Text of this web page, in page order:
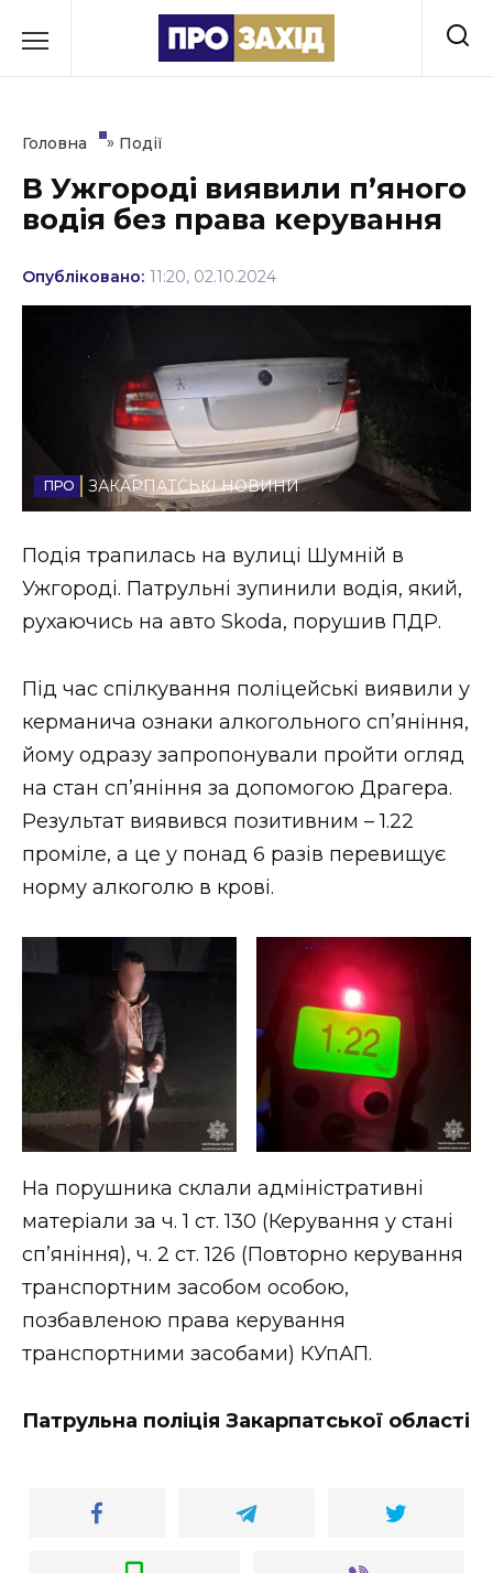
до
Культура
Освіта
Стиль життя
Втрачений Ужгород
Втрачений Ужгород (відеоверсія)
ЗАКАРПАТСЬКІ НОВИНИ
НОВИНИ ЗАХІДНОЇ УКРАЇНИ
ВІДЕО
Головна » Події
В Ужгороді виявили пʼяного
водія без права керування
Опубліковано: 11:20, 02.10.2024
ЗАКАРПАТСЬКІ НОВИНИ
Подія трапилась на вулиці Шумній в
Ужгороді. Патрульні зупинили водія, який,
рухаючись на авто Skoda, порушив ПДР.
Під час спілкування поліцейські виявили у
керманича ознаки алкогольного сп’яніння,
йому одразу запропонували пройти огляд
на стан сп’яніння за допомогою Драгера.
Результат виявився позитивним – 1.22
проміле, а це у понад 6 разів перевищує
норму алкоголю в крові.
На порушника склали адміністративні
матеріали за ч. 1 ст. 130 (Керування у стані
сп’яніння), ч. 2 ст. 126 (Повторно керування
транспортним засобом особою,
позбавленою права керування
транспортними засобами) КУпАП.
Патрульна поліція Закарпатської області